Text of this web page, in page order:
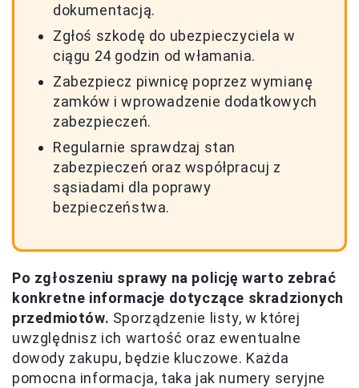
dokumentacją.
Zgłoś szkodę do ubezpieczyciela w
ciągu 24 godzin od włamania.
Zabezpiecz piwnicę poprzez wymianę
zamków i wprowadzenie dodatkowych
zabezpieczeń.
Regularnie sprawdzaj stan
zabezpieczeń oraz współpracuj z
sąsiadami dla poprawy
bezpieczeństwa.
Po zgłoszeniu sprawy na policję warto zebrać
konkretne informacje dotyczące skradzionych
przedmiotów. Sporządzenie listy, w której
uwzględnisz ich wartość oraz ewentualne
dowody zakupu, będzie kluczowe. Każda
pomocna informacja, taka jak numery seryjne